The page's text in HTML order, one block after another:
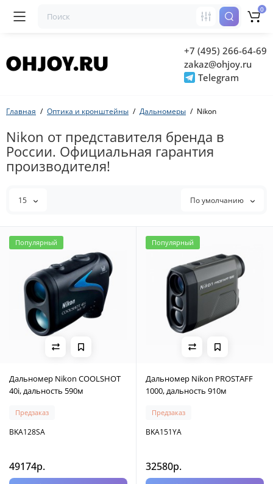
+7 (495) 266-64-69
zakaz@ohjoy.ru
Telegram
0
Главная Оптика и кронштейны Дальномеры Nikon
Nikon от представителя бренда в
России. Официальная гарантия
производителя!
15 По умолчанию
Популярный
Дальномер Nikon COOLSHOT
40i, дальность 590м
Предзаказ
BKA128SA
49174р.
Популярный
Дальномер Nikon PROSTAFF
1000, дальность 910м
Предзаказ
BKA151YA
32580р.